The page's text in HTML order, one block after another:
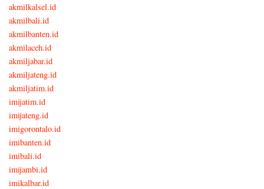
akmilkalsel.id
akmilbali.id
akmilbanten.id
akmilaceh.id
akmiljabar.id
akmiljateng.id
akmiljatim.id
imijatim.id
imijateng.id
imigorontalo.id
imibanten.id
imibali.id
imijambi.id
imikalbar.id